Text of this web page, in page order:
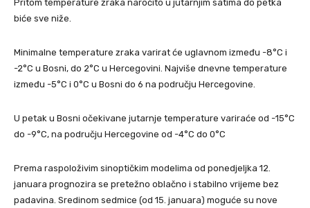
Pritom temperature zraka naročito u jutarnjim satima do petka
biće sve niže.
Minimalne temperature zraka varirat će uglavnom između -8°C i
-2°C u Bosni, do 2°C u Hercegovini. Najviše dnevne temperature
između -5°C i 0°C u Bosni do 6 na području Hercegovine.
U petak u Bosni očekivane jutarnje temperature variraće od -15°C
do -9°C, na području Hercegovine od -4°C do 0°C
Prema raspoloživim sinoptičkim modelima od ponedjeljka 12.
januara prognozira se pretežno oblačno i stabilno vrijeme bez
padavina. Sredinom sedmice (od 15. januara) moguće su nove